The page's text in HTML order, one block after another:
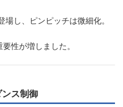
し、ピンピッチは微細化。
性が増しました。
ス制御